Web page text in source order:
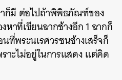
าก็มี ต่อไปถ้าพิพิธภัณฑ์ของ
หาที่เขียนฉากช้างอีก 1 ฉากก็
พระนเรศวรชนช้างเสร็จก็
าะไม่อยู่ในการแสดง แต่คิด